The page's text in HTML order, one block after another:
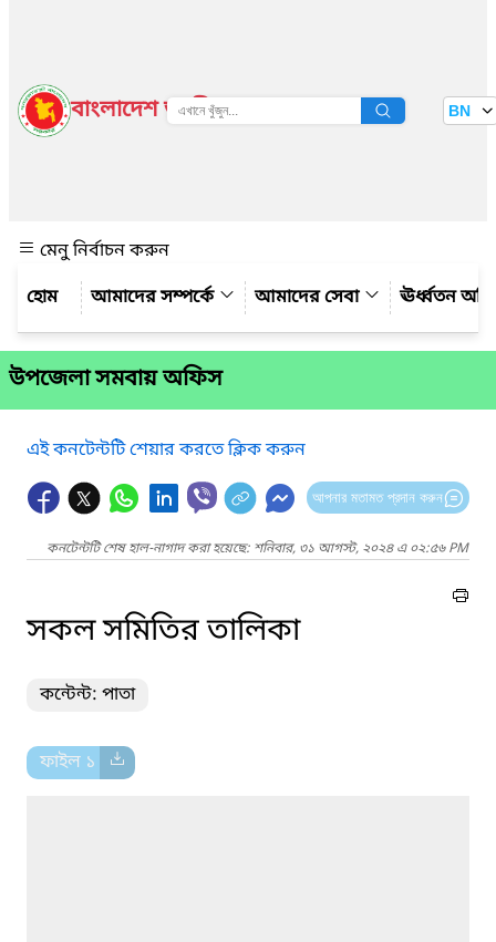
বাংলাদেশ জাতীয় তথ্য বাতায়ন BN
মেনু নির্বাচন করুন
আমাদের সম্পর্কে
আমাদের সেবা ঊর্ধ্বতন
উপজেলা সমবায় অফিস
এই কনটেন্টটি শেয়ার করতে ক্লিক করুন
আপনার মতামত প্রদান করুন
কনটেন্টটি শেষ হাল-নাগাদ করা হয়েছে: শনিবার, ৩১ আগস্ট, ২০২৪ এ ০২:৫৬ PM
সকল সমিতির তালিকা
কন্টেন্ট: পাতা
ফাইল ১